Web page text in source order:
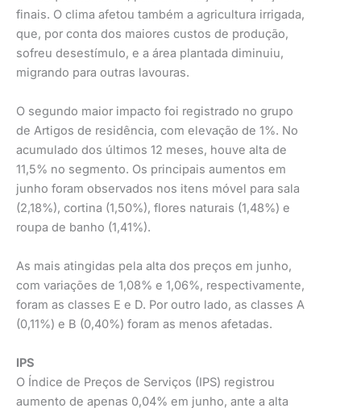
finais. O clima afetou também a agricultura irrigada,
que, por conta dos maiores custos de produção,
sofreu desestímulo, e a área plantada diminuiu,
migrando para outras lavouras.
O segundo maior impacto foi registrado no grupo
de Artigos de residência, com elevação de 1%. No
acumulado dos últimos 12 meses, houve alta de
11,5% no segmento. Os principais aumentos em
junho foram observados nos itens móvel para sala
(2,18%), cortina (1,50%), flores naturais (1,48%) e
roupa de banho (1,41%).
As mais atingidas pela alta dos preços em junho,
com variações de 1,08% e 1,06%, respectivamente,
foram as classes E e D. Por outro lado, as classes A
(0,11%) e B (0,40%) foram as menos afetadas.
IPS
O Índice de Preços de Serviços (IPS) registrou
aumento de apenas 0,04% em junho, ante a alta